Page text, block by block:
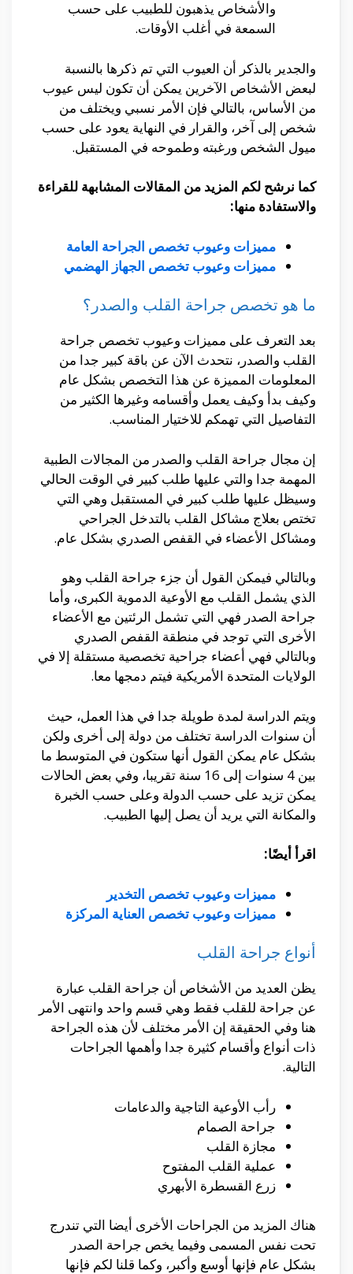
والأشخاص يذهبون للطبيب على حسب
السمعة في أغلب الأوقات.
والجدير بالذكر أن العيوب التي تم ذكرها بالنسبة
لبعض الأشخاص الآخرين يمكن أن تكون ليس عيوب
من الأساس، بالتالي فإن الأمر نسبي ويختلف من
شخص إلى آخر، والقرار في النهاية يعود على حسب
ميول الشخص ورغبته وطموحه في المستقبل.
كما نرشح لكم المزيد من المقالات المشابهة للقراءة
والاستفادة منها:
مميزات وعيوب تخصص الجراحة العامة
مميزات وعيوب تخصص الجهاز الهضمي
ما هو تخصص جراحة القلب والصدر؟
بعد التعرف على مميزات وعيوب تخصص جراحة
القلب والصدر، نتحدث الآن عن باقة كبير جدا من
المعلومات المميزة عن هذا التخصص بشكل عام
وكيف بدأ وكيف يعمل وأقسامه وغيرها الكثير من
التفاصيل التي تهمكم للاختيار المناسب.
إن مجال جراحة القلب والصدر من المجالات الطبية
المهمة جدا والتي عليها طلب كبير في الوقت الحالي
وسيظل عليها طلب كبير في المستقبل وهي التي
تختص بعلاج مشاكل القلب بالتدخل الجراحي
ومشاكل الأعضاء في القفص الصدري بشكل عام.
وبالتالي فيمكن القول أن جزء جراحة القلب وهو
الذي يشمل القلب مع الأوعية الدموية الكبرى، وأما
جراحة الصدر فهي التي تشمل الرئتين مع الأعضاء
الأخرى التي توجد في منطقة القفص الصدري
وبالتالي فهي أعضاء جراحية تخصصية مستقلة إلا في
الولايات المتحدة الأمريكية فيتم دمجها معا.
ويتم الدراسة لمدة طويلة جدا في هذا العمل، حيث
أن سنوات الدراسة تختلف من دولة إلى أخرى ولكن
بشكل عام يمكن القول أنها ستكون في المتوسط ما
بين 4 سنوات إلى 16 سنة تقريبا، وفي بعض الحالات
يمكن تزيد على حسب الدولة وعلى حسب الخبرة
والمكانة التي يريد أن يصل إليها الطبيب.
اقرأ أيضًا:
مميزات وعيوب تخصص التخدير
مميزات وعيوب تخصص العناية المركزة
أنواع جراحة القلب
يظن العديد من الأشخاص أن جراحة القلب عبارة
عن جراحة للقلب فقط وهي قسم واحد وانتهى الأمر
هنا وفي الحقيقة إن الأمر مختلف لأن هذه الجراحة
ذات أنواع وأقسام كثيرة جدا وأهمها الجراحات
التالية.
رأب الأوعية التاجية والدعامات
جراحة الصمام
مجازة القلب
عملية القلب المفتوح
زرع القسطرة الأبهري
هناك المزيد من الجراحات الأخرى أيضا التي تندرج
تحت نفس المسمى وفيما يخص جراحة الصدر
بشكل عام فإنها أوسع وأكبر، وكما قلنا لكم فإنها